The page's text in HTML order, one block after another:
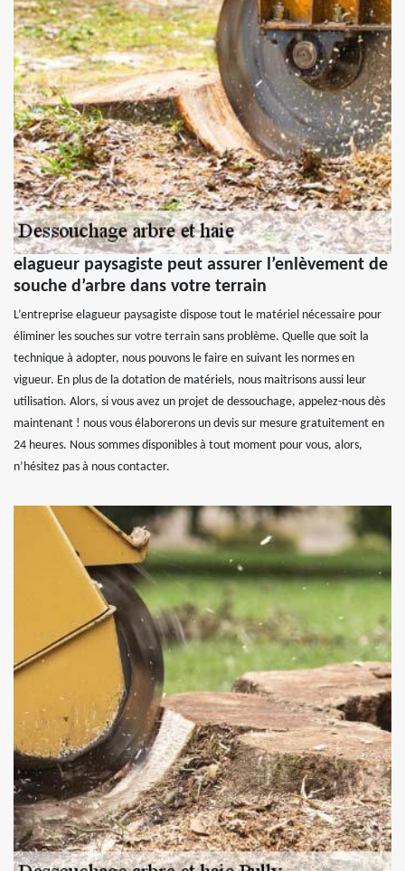
elagueur paysagiste peut assurer l’enlèvement de
souche d’arbre dans votre terrain
L’entreprise elagueur paysagiste dispose tout le matériel nécessaire pour
éliminer les souches sur votre terrain sans problème. Quelle que soit la
technique à adopter, nous pouvons le faire en suivant les normes en
vigueur. En plus de la dotation de matériels, nous maitrisons aussi leur
utilisation. Alors, si vous avez un projet de dessouchage, appelez-nous dès
maintenant ! nous vous élaborerons un devis sur mesure gratuitement en
24 heures. Nous sommes disponibles à tout moment pour vous, alors,
n’hésitez pas à nous contacter.